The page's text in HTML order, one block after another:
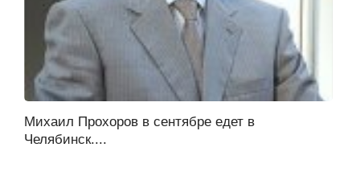
Михаил Прохоров в сентябре едет в
Челябинск....